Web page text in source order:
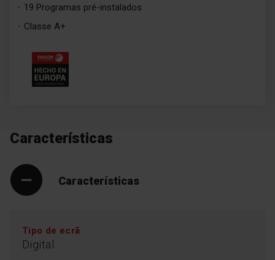
19 Programas pré-instalados
Classe A+
Características
Características
Tipo de ecrã
Digital